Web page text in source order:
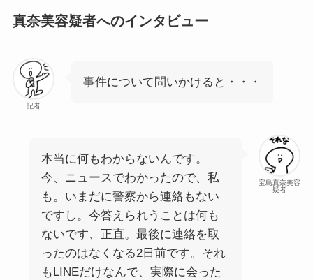
真奈美容疑者へのインタビュー
記者
事件について問いかけると・・・
宝島真奈美容
疑者
本当に何もわからないんです。
今、ニュースでわかったので、私
も。いまだに警察から連絡もない
ですし。今答えられうことは何も
ないです、正直。最後に連絡を取
ったのはなくなる2日前です。それ
もLINEだけなんで、実際に会った